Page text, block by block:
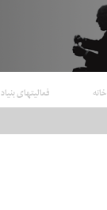
خانه فعالیتهای بنیاد